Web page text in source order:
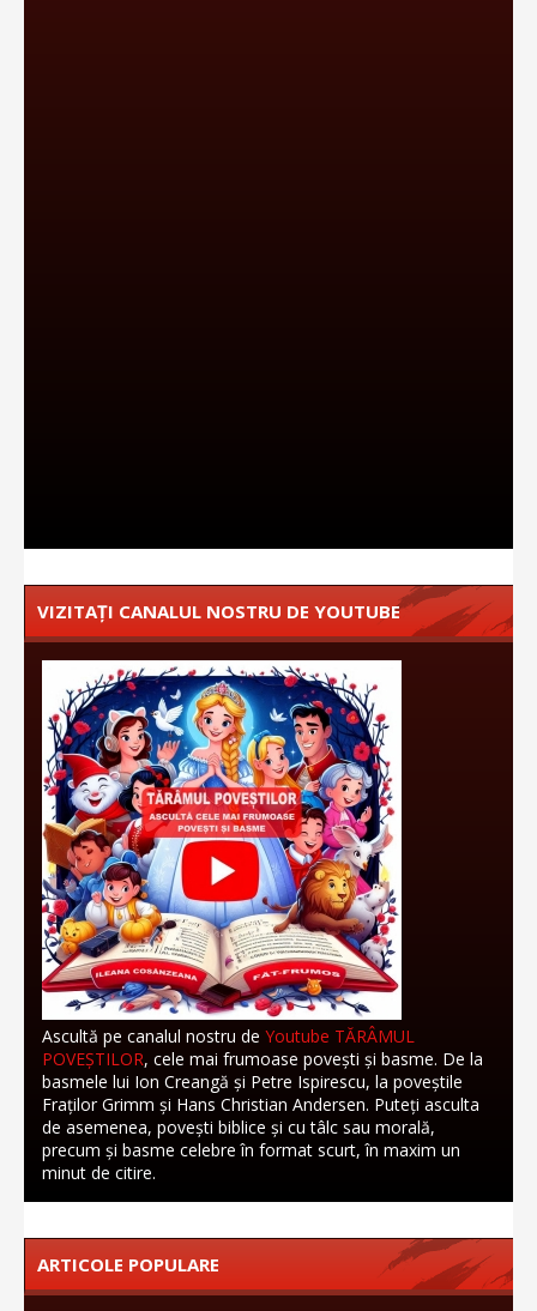
VIZITAȚI CANALUL NOSTRU DE YOUTUBE
Ascultă pe canalul nostru de Youtube TĂRÂMUL
POVEȘTILOR, cele mai frumoase povești și basme. De la
basmele lui Ion Creangă și Petre Ispirescu, la poveștile
Fraților Grimm și Hans Christian Andersen. Puteți asculta
de asemenea, povești biblice și cu tâlc sau morală,
precum și basme celebre în format scurt, în maxim un
minut de citire.
ARTICOLE POPULARE